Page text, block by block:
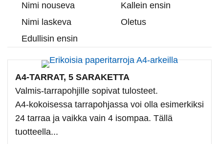
Nimi nouseva
Nimi laskeva
Edullisin ensin
Kallein ensin
Oletus
A4-TARRAT, 5 SARAKETTA
Valmis-tarrapohjille sopivat tulosteet.
A4-kokoisessa tarrapohjassa voi olla esimerkiksi
24 tarraa ja vaikka vain 4 isompaa. Tällä
tuotteella...